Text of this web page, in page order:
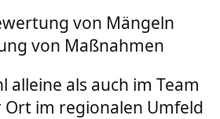
von Mängeln
von Maßnahmen
alleine als auch im Team
Ort im regionalen Umfeld